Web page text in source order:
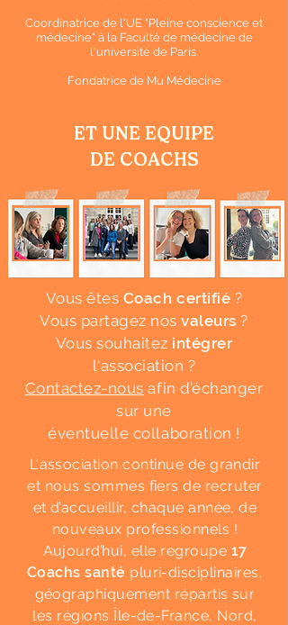
Coordinatrice de l'UE "Pleine conscience et
médecine" à la Faculté de médecine de
l'université de Paris.
Fondatrice de Mu Médecine
ET UNE EQUIPE
DE COACHS
Vous êtes Coach certifié ?
Vous partagez nosvaleurs ?
Vous souhaitez intégrer
l'association ?
Contactez-nous afin d’échanger
sur une
éventuelle collaboration !
L'association continue de grandir
et nous sommes fiers de recruter
et d’accueillir, chaque année, de
nouveaux professionnels !
Aujourd’hui, elle regroupe 17
Coachs santé pluri-disciplinaires,
géographiquement répartis sur
les régions Île-de-France, Nord,